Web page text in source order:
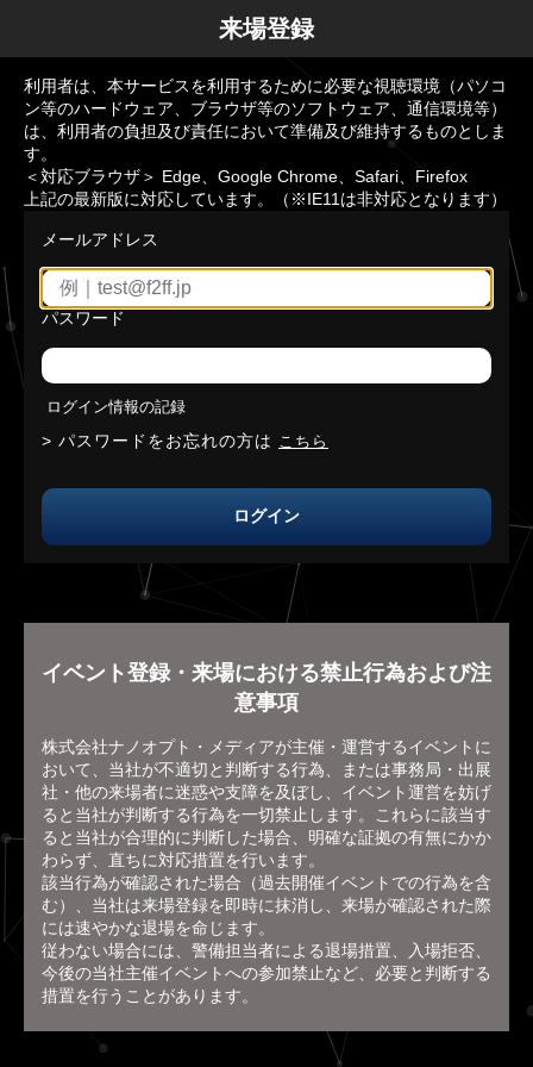
来場登録
利用者は、本サービスを利用するために必要な視聴環境（パソコ
ン等のハードウェア、ブラウザ等のソフトウェア、通信環境等）
は、利用者の負担及び責任において準備及び維持するものとしま
す。
＜対応ブラウザ＞ Edge、Google Chrome、Safari、Firefox
上記の最新版に対応しています。（※IE11は非対応となります）
メールアドレス
パスワード
ログイン情報の記録
パスワードをお忘れの方は こちら
ログイン
イベント登録・来場における禁止行為および注
意事項
株式会社ナノオプト・メディアが主催・運営するイベントに
おいて、当社が不適切と判断する行為、または事務局・出展
社・他の来場者に迷惑や支障を及ぼし、イベント運営を妨げ
ると当社が判断する行為を一切禁止します。これらに該当す
ると当社が合理的に判断した場合、明確な証拠の有無にかか
わらず、直ちに対応措置を行います。
該当行為が確認された場合（過去開催イベントでの行為を含
む）、当社は来場登録を即時に抹消し、来場が確認された際
には速やかな退場を命じます。
従わない場合には、警備担当者による退場措置、入場拒否、
今後の当社主催イベントへの参加禁止など、必要と判断する
措置を行うことがあります。